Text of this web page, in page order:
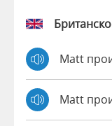
Matt
Matt